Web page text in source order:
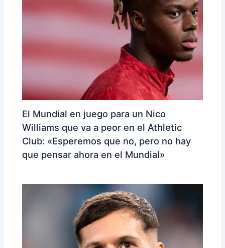
El Mundial en juego para un Nico
Williams que va a peor en el Athletic
Club: «Esperemos que no, pero no hay
que pensar ahora en el Mundial»